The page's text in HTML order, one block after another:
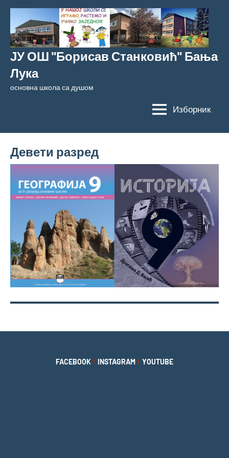
Скочи
садржај
ЈУ ОШ "Борисав Станковић" Бања
Лука
основна школа са душом
Изборник
Девети разред
FACEBOOK/ INSTAGRAM/ YOUTUBE